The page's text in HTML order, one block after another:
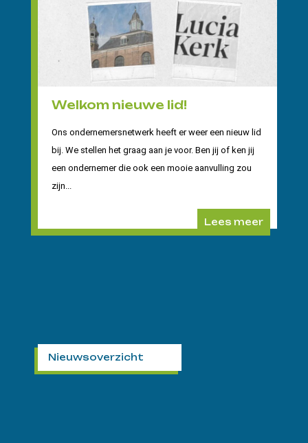
Welkom nieuwe lid!
Ons ondernemersnetwerk heeft er weer een nieuw lid
bij. We stellen het graag aan je voor. Ben jij of ken jij
een ondernemer die ook een mooie aanvulling zou
zijn...
Lees meer
Nieuwsoverzicht